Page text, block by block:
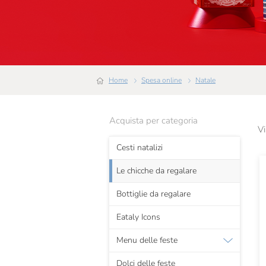
Home Spesa online Natale
Acquista per categoria
Cesti natalizi
Le chicche da regalare
Bottiglie da regalare
Eataly Icons
Menu delle feste
Dolci delle feste